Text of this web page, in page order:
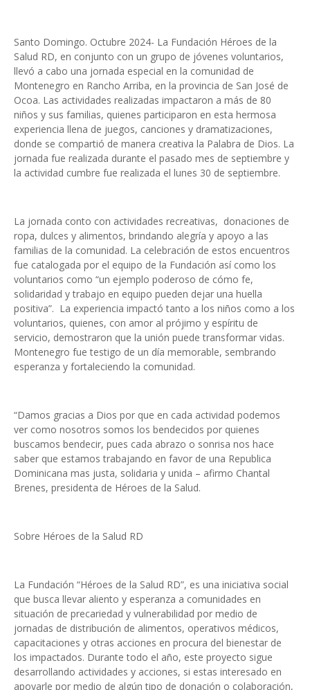
Santo Domingo. Octubre 2024- La Fundación Héroes de la
Salud RD, en conjunto con un grupo de jóvenes voluntarios,
llevó a cabo una jornada especial en la comunidad de
Montenegro en Rancho Arriba, en la provincia de San José de
Ocoa. Las actividades realizadas impactaron a más de 80
niños y sus familias, quienes participaron en esta hermosa
experiencia llena de juegos, canciones y dramatizaciones,
donde se compartió de manera creativa la Palabra de Dios. La
jornada fue realizada durante el pasado mes de septiembre y
la actividad cumbre fue realizada el lunes 30 de septiembre.
La jornada conto con actividades recreativas, donaciones de
ropa, dulces y alimentos, brindando alegría y apoyo a las
familias de la comunidad. La celebración de estos encuentros
fue catalogada por el equipo de la Fundación así como los
voluntarios como “un ejemplo poderoso de cómo fe,
solidaridad y trabajo en equipo pueden dejar una huella
positiva”. La experiencia impactó tanto a los niños como a los
voluntarios, quienes, con amor al prójimo y espíritu de
servicio, demostraron que la unión puede transformar vidas.
Montenegro fue testigo de un día memorable, sembrando
esperanza y fortaleciendo la comunidad.
“Damos gracias a Dios por que en cada actividad podemos
ver como nosotros somos los bendecidos por quienes
buscamos bendecir, pues cada abrazo o sonrisa nos hace
saber que estamos trabajando en favor de una Republica
Dominicana mas justa, solidaria y unida – afirmo Chantal
Brenes, presidenta de Héroes de la Salud.
Sobre Héroes de la Salud RD
La Fundación “Héroes de la Salud RD”, es una iniciativa social
que busca llevar aliento y esperanza a comunidades en
situación de precariedad y vulnerabilidad por medio de
jornadas de distribución de alimentos, operativos médicos,
capacitaciones y otras acciones en procura del bienestar de
los impactados. Durante todo el año, este proyecto sigue
desarrollando actividades y acciones, si estas interesado en
apoyarle por medio de algún tipo de donación o colaboración,